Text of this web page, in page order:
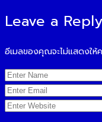
Leave a Reply
อีเมลของคุณจะไม่แสดงให้